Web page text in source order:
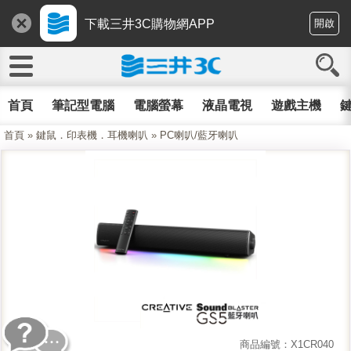
下載三井3C購物網APP 開啟
首頁 筆記型電腦 電腦螢幕 液晶電視 遊戲主機
首頁 » 鍵鼠．印表機．耳機喇叭 » PC喇叭/藍牙喇叭
商品編號：X1CR040